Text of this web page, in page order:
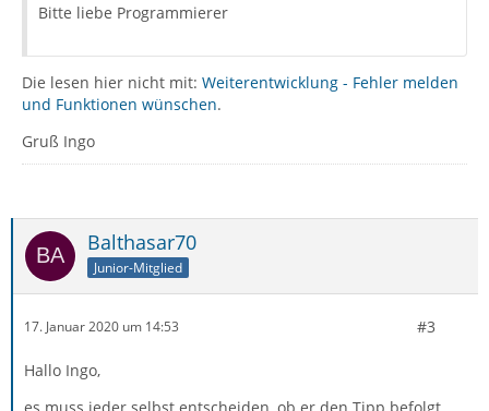
Bitte liebe Programmierer
Die lesen hier nicht mit: Weiterentwicklung - Fehler melden
und Funktionen wünschen.
Gruß Ingo
Balthasar70
Junior-Mitglied
17. Januar 2020 um 14:53 #3
Hallo Ingo,